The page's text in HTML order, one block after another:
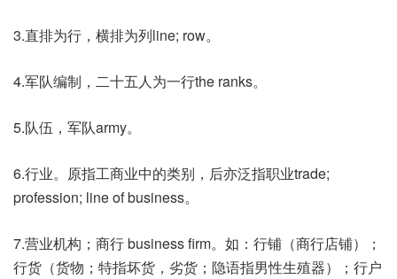
3.直排为行，横排为列line; row。
4.军队编制，二十五人为一行the ranks。
5.队伍，军队army。
6.行业。原指工商业中的类别，后亦泛指职业trade;
profession; line of business。
7.营业机构；商行 business firm。如：行铺（商行店铺）；
行货（货物；特指坏货，劣货；隐语指男性生殖器）；行户